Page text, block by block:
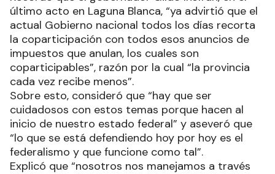
último acto en Laguna Blanca, “ya advirtió que el
actual Gobierno nacional todos los días recorta
la coparticipación con todos esos anuncios de
impuestos que anulan, los cuales son
coparticipables”, razón por la cual “la provincia
cada vez recibe menos”.
Sobre esto, consideró que “hay que ser
cuidadosos con estos temas porque hacen al
inicio de nuestro estado federal” y aseveró que
“lo que se está defendiendo hoy por hoy es el
federalismo y que funcione como tal”.
Explicó que “nosotros nos manejamos a través